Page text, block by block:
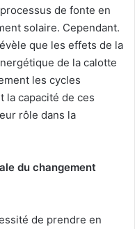
de fonte en
solaire. Cependant.
que les effets de la
de la calotte
les cycles
la capacité de ces
rôle dans la
du changement
de prendre en